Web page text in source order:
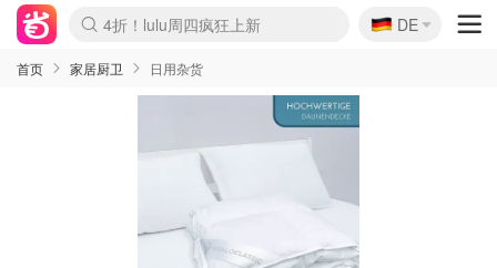
Boticinal 夏促开抢！
4折！lulu周四疯狂上新
还没结束！&OtherStories大促
Joybuy变相75折 随时失效
速领！Stanley独家85折
疑似霸哥！Camper额外叠85折
Zalando 奥莱闪促！每日更新
Moncler反季囤！5折起+叠9折
Coach Brooklyn仅€192
🇩🇪
DE
首页 家居厨卫 日用杂货